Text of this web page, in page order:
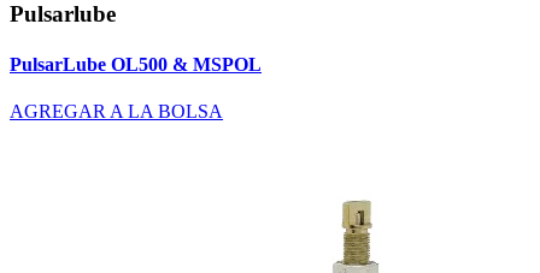
Pulsarlube
PulsarLube OL500 & MSPOL
AGREGAR A LA BOLSA